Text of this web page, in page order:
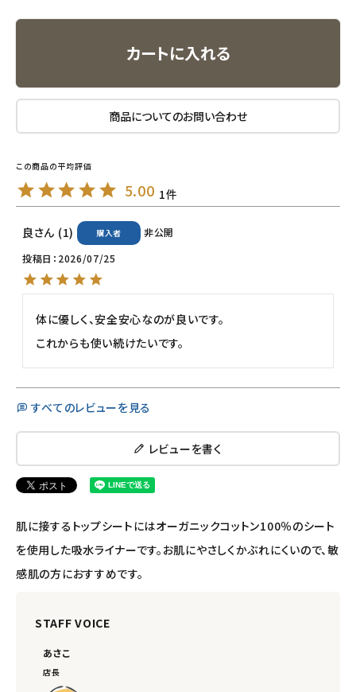
アルモニベルツ
コラム・スタッフのおすすめ
ご利用ガイド等
アカウント情報
カートに入れる
商品についてのお問い合わせ
5.00 1
良 1 購入者
非公開
投稿日
2026/07/25
体に優しく、安全安心なのが良いです。
これからも使い続けたいです。
すべてのレビューを見る
レビューを書く
肌に接するトップシートにはオーガニックコットン100％のシート
を使用した吸水ライナーです。お肌にやさしくかぶれにくいので、敏
感肌の方におすすめです。
STAFF VOICE
あさこ
店長